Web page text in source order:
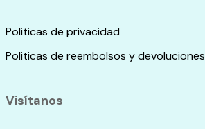
Politicas de privacidad
Politicas de reembolsos y devoluciones
Visítanos